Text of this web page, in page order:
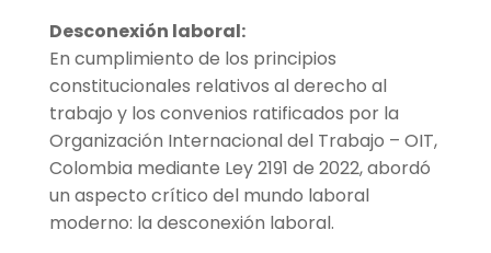
Desconexión laboral:
En cumplimiento de los principios
constitucionales relativos al derecho al
trabajo y los convenios ratificados por la
Organización Internacional del Trabajo – OIT,
Colombia mediante Ley 2191 de 2022, abordó
un aspecto crítico del mundo laboral
moderno: la desconexión laboral.